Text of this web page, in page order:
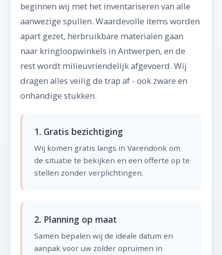
beginnen wij met het inventariseren van alle
aanwezige spullen. Waardevolle items worden
apart gezet, herbruikbare materialen gaan
naar kringloopwinkels in Antwerpen, en de
rest wordt milieuvriendelijk afgevoerd. Wij
dragen alles veilig de trap af - ook zware en
onhandige stukken.
1. Gratis bezichtiging
Wij komen gratis langs in Varendonk om
de situatie te bekijken en een offerte op te
stellen zonder verplichtingen.
2. Planning op maat
Samen bepalen wij de ideale datum en
aanpak voor uw zolder opruimen in